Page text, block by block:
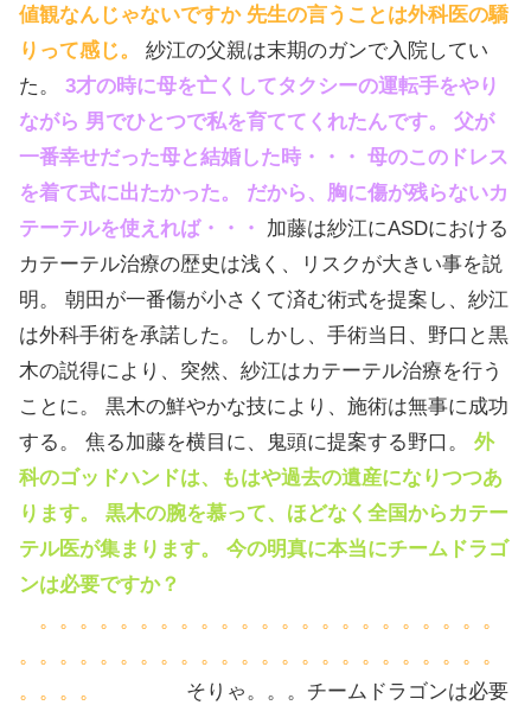
値観なんじゃないですか 先生の言うことは外科医の驕
りって感じ。
紗江の父親は末期のガンで入院してい
た。 3才の時に母を亡くしてタクシーの運転手をやり
ながら 男でひとつで私を育ててくれたんです。 父が
一番幸せだった母と結婚した時・・・ 母のこのドレス
を着て式に出たかった。 だから、胸に傷が残らないカ
テーテルを使えれば・・・
加藤は紗江にASDにおける
カテーテル治療の歴史は浅く、リスクが大きい事を説
明。 朝田が一番傷が小さくて済む術式を提案し、紗江
は外科手術を承諾した。 しかし、手術当日、野口と黒
木の説得により、突然、紗江はカテーテル治療を行う
ことに。 黒木の鮮やかな技により、施術は無事に成功
する。 焦る加藤を横目に、鬼頭に提案する野口。 外
科のゴッドハンドは、もはや過去の遺産になりつつあ
ります。 黒木の腕を慕って、ほどなく全国からカテー
テル医が集まります。 今の明真に本当にチームドラゴ
ンは必要ですか？
。。。。。。。。。。。。。。。。。。。。。。。
。。。。。。。。。。。。。。。。。。。。。。。。
。。。。
そりゃ。。。チームドラゴンは必要